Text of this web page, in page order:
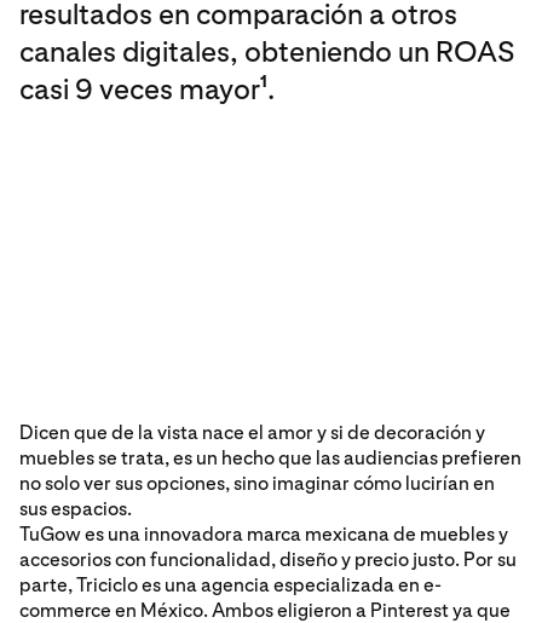
resultados en comparación a otros
canales digitales, obteniendo un ROAS
casi 9 veces mayor1.
Dicen que de la vista nace el amor y si de decoración y
muebles se trata, es un hecho que las audiencias prefieren
no solo ver sus opciones, sino imaginar cómo lucirían en
sus espacios.
TuGow es una innovadora marca mexicana de muebles y
accesorios con funcionalidad, diseño y precio justo. Por su
parte, Triciclo es una agencia especializada en e-
commerce en México. Ambos eligieron a Pinterest ya que